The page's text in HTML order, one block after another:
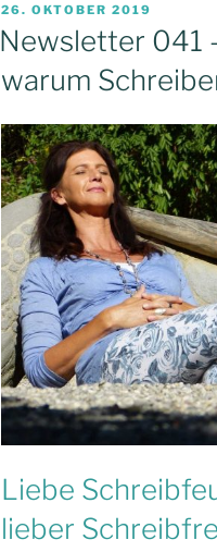
Neuen
Jahr“
VERÖFFENTLICHT
AM
26. OKTOBER 2019
Newsletter 041
warum
Liebe
lieber